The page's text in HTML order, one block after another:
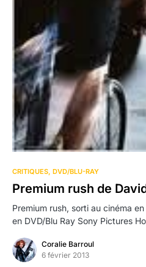
CRITIQUES DVD/BLU-RAY
Premium rush de
Premium rush, sorti au cinéma
en DVD/Blu Ray Sony Pictures
Coralie Barroul
6 février 2013